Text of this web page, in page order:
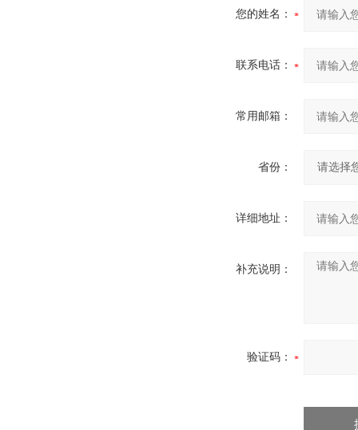
您的姓名：
联系电话：
常用邮箱：
省份：
详细地址：
补充说明：
验证码：